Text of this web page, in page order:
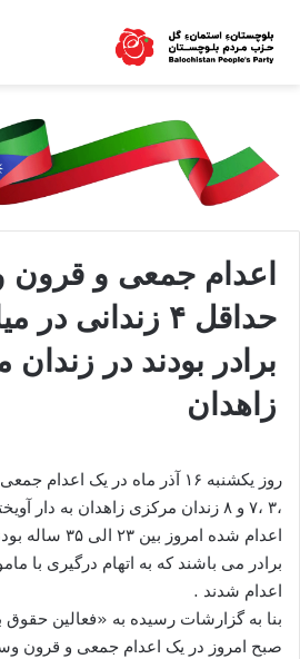
اعدام جمعی و
حداقل ۴ زندانی
برادر بودند در
زاهدان
،۳ ،۷ و ۸ زندان مرکزی زاهدان به دار
برادر می باشند که به اتهام درگیری با
اعدام شدند .
بنا به گزارشات رسیده به «فعالین